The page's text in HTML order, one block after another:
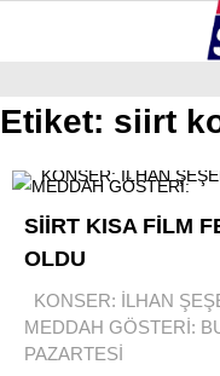
GALERİ
ERUH
BAYKAN
PERVARI
Etiket: siirt
SİİRT KISA FİLM
OLDU
KONSER: İLHAN
MEDDAH GÖSTERİ:
PAZARTESİ